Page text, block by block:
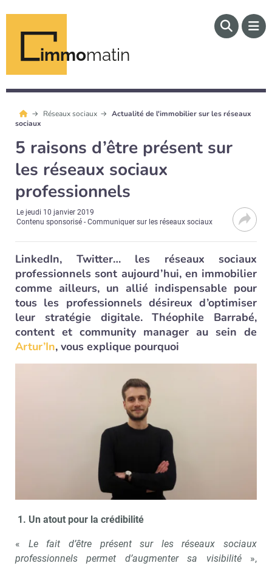
immomatin
Réseaux sociaux
Actualité de l'immobilier sur les réseaux
sociaux
5 raisons d’être présent sur
les réseaux sociaux
professionnels
Lejeudi 10 janvier 2019
Contenu sponsorisé - Communiquer sur les réseaux sociaux
LinkedIn, Twitter… les réseaux sociaux
professionnels sont aujourd’hui, en immobilier
comme ailleurs, un allié indispensable pour
tous les professionnels désireux d’optimiser
leur stratégie digitale. Théophile Barrabé,
content et community manager au sein de
Artur’In, vous explique pourquoi
1. Un atout pour la crédibilité
« Le fait d’être présent sur les réseaux sociaux
professionnels permet d’augmenter sa visibilité»,